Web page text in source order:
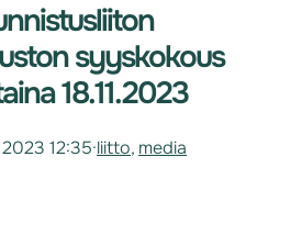
syyskokous
18.11.2023
12:35·liitto, media